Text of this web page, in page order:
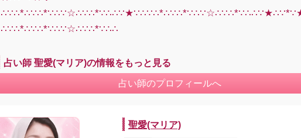
∴∵∴*∴∵∴*∵∴∵☆∴∵∴*∵∴∴
占い師 聖愛(マリア)の情報をもっと見る
占い師のプロフィールへ
聖愛(マリア)